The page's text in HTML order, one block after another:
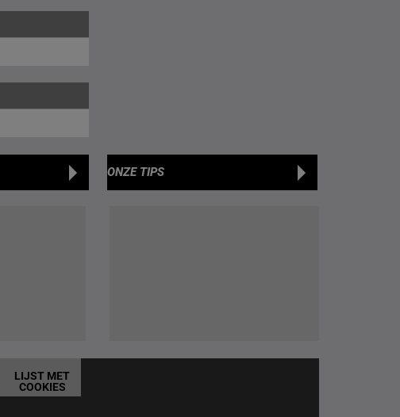
ONZE TIPS
LIJST MET
COOKIES